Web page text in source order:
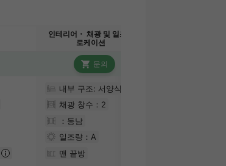
인테리어・ 채광 및 일조량
로케이션
문의
내부 구조: 서양식
채광 창수： 2
：동남
일조량： A
맨 끝방